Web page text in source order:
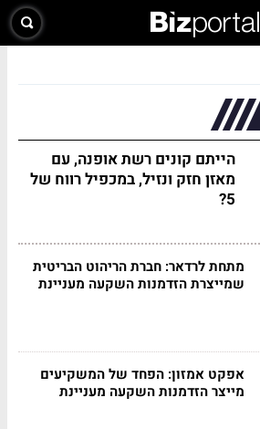
הייתם קונים רשת אופנה, עם
מאזן חזק ונזיל, במכפיל רווח של
5?
מתחת לרדאר: חברת הריהוט הבריטית
שמייצרת הזדמנות השקעה מעניינת
אפקט אמזון: הפחד של המשקיעים
מייצר הזדמנות השקעה מעניינת